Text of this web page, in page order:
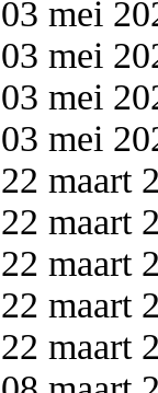
03 mei
03 mei
03 mei
03 mei
22 maart
22 maart
22 maart
22 maart
22 maart